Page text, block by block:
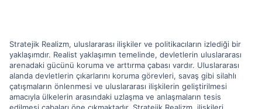
Stratejik Realizm, uluslararası ilişkiler ve politikacıların izlediği bir
yaklaşımdır. Realist yaklaşımın temelinde, devletlerin uluslararası
arenadaki gücünü koruma ve arttırma çabası vardır. Uluslararası
alanda devletlerin çıkarlarını koruma görevleri, savaş gibi silahlı
çatışmaların önlenmesi ve uluslararası ilişkilerin geliştirilmesi
amacıyla ülkelerin arasındaki uzlaşma ve anlaşmaların tesis